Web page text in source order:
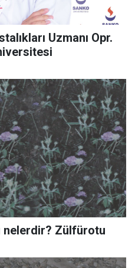
Uzmanı Opr.
nelerdir? Zülfürotu